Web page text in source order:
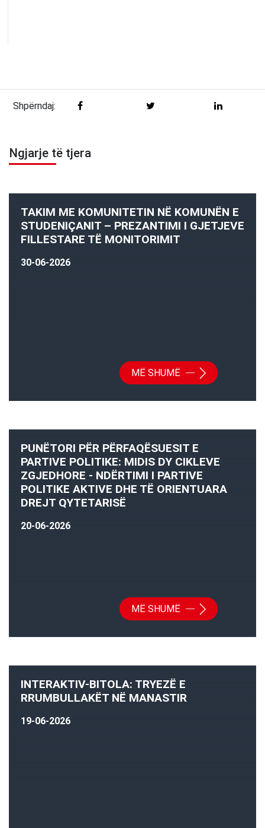
Shpërndaj:
Ngjarje të tjera
TAKIM ME KOMUNITETIN NË KOMUNËN E
STUDENIÇANIT – PREZANTIMI I GJETJEVE
FILLESTARE TË MONITORIMIT
30-06-2026
MË SHUMË
PUNËTORI PËR PËRFAQËSUESIT E
PARTIVE POLITIKE: MIDIS DY CIKLEVE
ZGJEDHORE - NDËRTIMI I PARTIVE
POLITIKE AKTIVE DHE TË ORIENTUARA
DREJT QYTETARISË
20-06-2026
MË SHUMË
INTERAKTIV-BITOLA: TRYEZË E
RRUMBULLAKËT NË MANASTIR
19-06-2026